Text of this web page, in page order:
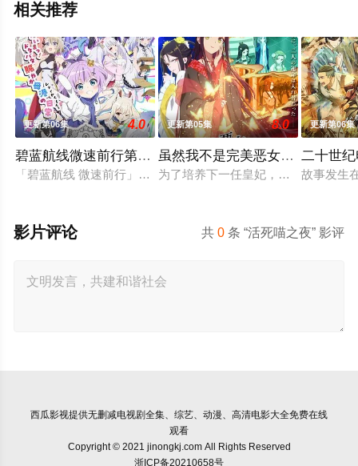
相关推荐
更新第06集 4.0
碧蓝航线微速前行第二季
「碧蓝航线 微速前行」第2季制作决定。
更新第05集 8.0
虽然我不是完美恶女～雏宫蝶鼠
为了培养下一任皇妃，从五大名门
更新第06集
二十世
故事发生
共0 条 “活死喵之夜” 影评
影片评论
西瓜影视提供无删减电视剧全集、综艺、动漫、高清电影大全免费在线
观看
Copyright © 2021 jinongkj.com All Rights Reserved
浙ICP备20210658号